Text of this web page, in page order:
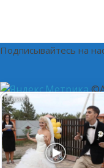
Подписывайтесь на
(16+) Реестровая
от 12.04.2019.
Васильевна. Тел. 8-
astralist.info@yandex.ru